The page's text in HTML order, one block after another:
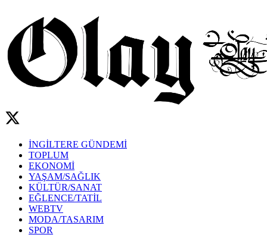
İNGİLTERE GÜNDEMİ
TOPLUM
EKONOMİ
YAŞAM/SAĞLIK
KÜLTÜR/SANAT
EĞLENCE/TATİL
WEBTV
MODA/TASARIM
SPOR